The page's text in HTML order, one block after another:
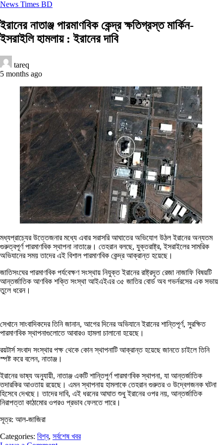
News Times BD
ইরানের নাতাঞ্জ পারমাণবিক কেন্দ্র ক্ষতিগ্রস্ত মার্কিন-
ইসরাইলি হামলায় : ইরানের দাবি
tareq
5 months ago
মধ্যপ্রাচ্যের উত্তেজনার মধ্যে এবার সরাসরি আঘাতের অভিযোগ উঠল ইরানের অন্যতম
গুরুত্বপূর্ণ পারমাণবিক স্থাপনা নাতাঞ্জে। তেহরান বলছে, যুক্তরাষ্ট্র, ইসরাইলের সামরিক
অভিযানের সময় তাদের এই বিশাল পারমাণবিক কেন্দ্র আক্রান্ত হয়েছে।
জাতিসংঘের পারমাণবিক পর্যবেক্ষণ সংস্থায় নিযুক্ত ইরানের রাষ্ট্রদূত রেজা নাজাফি বিষয়টি
আন্তর্জাতিক আণবিক শক্তি সংস্থা আইএইএর ৩৫ জাতির বোর্ড অব গভর্নরসের এক সভায়
তুলে ধরেন।
সেখানে সাংবাদিকদের তিনি জানান, আগের দিনের অভিযানে ইরানের শান্তিপূর্ণ, সুরক্ষিত
পারমাণবিক স্থাপনাগুলোতে আবারও হামলা চালানো হয়েছে।
রয়টার্স সংবাদ সংস্থার পক্ষ থেকে কোন স্থাপনাটি আক্রান্ত হয়েছে জানতে চাইলে তিনি
স্পষ্ট করে বলেন, নাতাঞ্জ।
ইরানের ভাষ্য অনুযায়ী, নাতাঞ্জ একটি শান্তিপূর্ণ পারমাণবিক স্থাপনা, যা আন্তর্জাতিক
তদারকির আওতায় রয়েছে। এমন স্থাপনায় হামলাকে তেহরান গুরুতর ও উদ্বেগজনক ঘটনা
হিসেবে দেখছে। তাদের দাবি, এই ধরনের আঘাত শুধু ইরানের ওপর নয়, আন্তর্জাতিক
নিরাপত্তা কাঠামোর ওপরও প্রভাব ফেলতে পারে।
সূত্র: আল-জাজিরা
Categories: বিশ্ব, সর্বশেষ খবর